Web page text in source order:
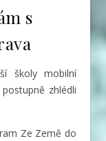
s
zhlédli
Ze Země do